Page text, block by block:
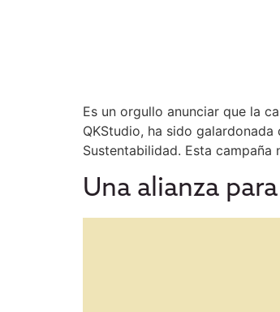
Es un orgullo anunciar que la
QKStudio, ha sido
Sustentabilidad. Esta
Una alianza